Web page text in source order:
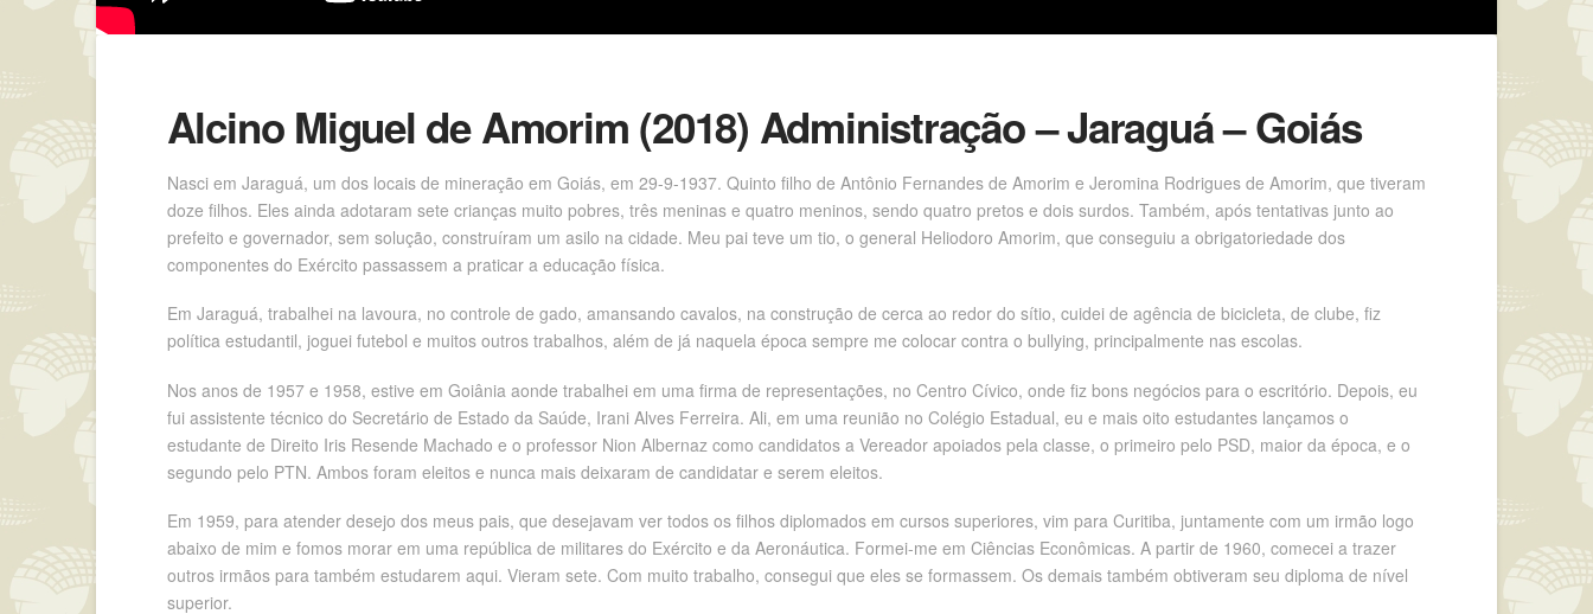
Alcino Miguel de Amorim (2018) Administração – Jaraguá – Goiás
Nasci em Jaraguá, um dos locais de mineração em Goiás, em 29-9-1937. Quinto filho de Antônio Fernandes de Amorim e Jeromina Rodrigues de Amorim, que tiveram
doze filhos. Eles ainda adotaram sete crianças muito pobres, três meninas e quatro meninos, sendo quatro pretos e dois surdos. Também, após tentativas junto ao
prefeito e governador, sem solução, construíram um asilo na cidade. Meu pai teve um tio, o general Heliodoro Amorim, que conseguiu a obrigatoriedade dos
componentes do Exército passassem a praticar a educação física.
Em Jaraguá, trabalhei na lavoura, no controle de gado, amansando cavalos, na construção de cerca ao redor do sítio, cuidei de agência de bicicleta, de clube, fiz
política estudantil, joguei futebol e muitos outros trabalhos, além de já naquela época sempre me colocar contra o bullying, principalmente nas escolas.
Nos anos de 1957 e 1958, estive em Goiânia aonde trabalhei em uma firma de representações, no Centro Cívico, onde fiz bons negócios para o escritório. Depois, eu
fui assistente técnico do Secretário de Estado da Saúde, Irani Alves Ferreira. Ali, em uma reunião no Colégio Estadual, eu e mais oito estudantes lançamos o
estudante de Direito Iris Resende Machado e o professor Nion Albernaz como candidatos a Vereador apoiados pela classe, o primeiro pelo PSD, maior da época, e o
segundo pelo PTN. Ambos foram eleitos e nunca mais deixaram de candidatar e serem eleitos.
Em 1959, para atender desejo dos meus pais, que desejavam ver todos os filhos diplomados em cursos superiores, vim para Curitiba, juntamente com um irmão logo
abaixo de mim e fomos morar em uma república de militares do Exército e da Aeronáutica. Formei-me em Ciências Econômicas. A partir de 1960, comecei a trazer
outros irmãos para também estudarem aqui. Vieram sete. Com muito trabalho, consegui que eles se formassem. Os demais também obtiveram seu diploma de nível
superior.